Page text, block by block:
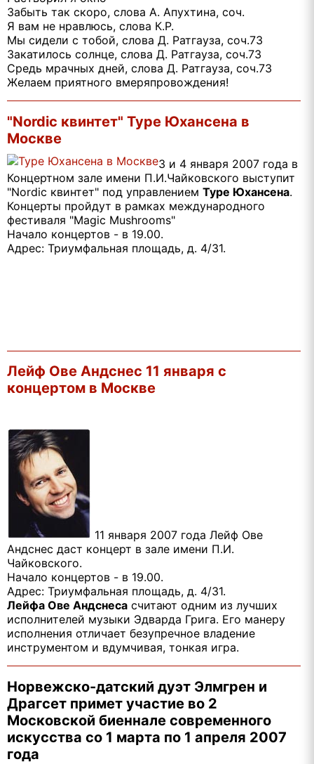
Забыть так скоро, слова А. Апухтина, соч.
Я вам не нравлюсь, слова К.Р.
Мы сидели с тобой, слова Д. Ратгауза, соч.73
Закатилось солнце, слова Д. Ратгауза, соч.73
Средь мрачных дней, слова Д. Ратгауза, соч.73
Желаем приятного вмеряпровождения!
"Nordic квинтет" Туре Юхансена в
Москве
3 и 4 января 2007 года в
Концертном зале имени П.И.Чайковского выступит
"Nordic квинтет" под управлением Туре Юхансена.
Концерты пройдут в рамках международного
фестиваля "Magic Mushrooms"
Начало концертов - в 19.00.
Адрес: Триумфальная площадь, д. 4/31.
Лейф Ове Андснес 11 января с
концертом в Москве
11 января 2007 года Лейф Ове
Андснес даст концерт в зале имени П.И.
Чайковского.
Начало концертов - в 19.00.
Адрес: Триумфальная площадь, д. 4/31.
Лейфа Ове Андснеса считают одним из лучших
исполнителей музыки Эдварда Грига. Его манеру
исполнения отличает безупречное владение
инструментом и вдумчивая, тонкая игра.
Норвежско-датский дуэт Элмгрен и
Драгсет примет участие во 2
Московской биеннале современного
искусства со 1 марта по 1 апреля 2007
года